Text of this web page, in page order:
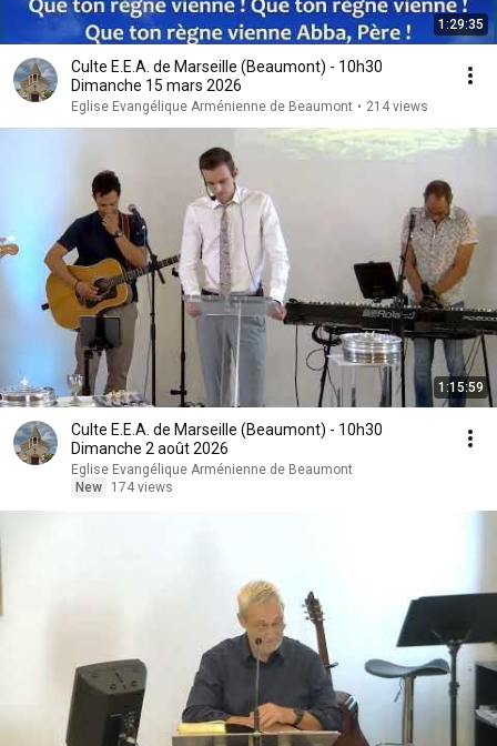
1:29:35
Culte E.E.A. de Marseille (Beaumont) - 10h30
Dimanche 15 mars 2026
Eglise Evangélique Arménienne de Beaumont • 214 views
1:15:59
Culte E.E.A. de Marseille (Beaumont) - 10h30
Dimanche 2 août 2026
Eglise Evangélique Arménienne de Beaumont
New
174 views